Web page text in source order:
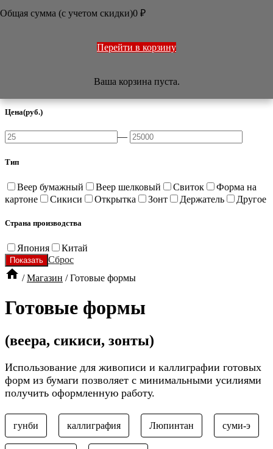
ПЕЧАТИ
ТОВАРЫ ИЗ ЯПОНИИ
Цена(руб.)
—
Тип
Веер бумажный Веер шелковый Свиток
Форма на
картоне
Сикиси Открытка Зонт Держатель Другое
Страна производства
Япония
Китай
Сброс
 / Магазин /Готовые формы
Готовые формы
(веера, сикиси, зонты)
Использование для живописи и каллиграфии готовых
форм из бумаги позволяет с минимальными усилиями
получить оформленную работу.
гунби каллиграфия Люпинтан суми-э
Общая сумма (с учетом скидки)0 ₽
Перейти в корзину
Ваша корзина пуста.